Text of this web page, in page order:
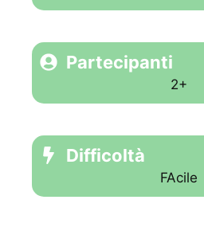
Partecipanti
2+
Difficoltà
FAcile